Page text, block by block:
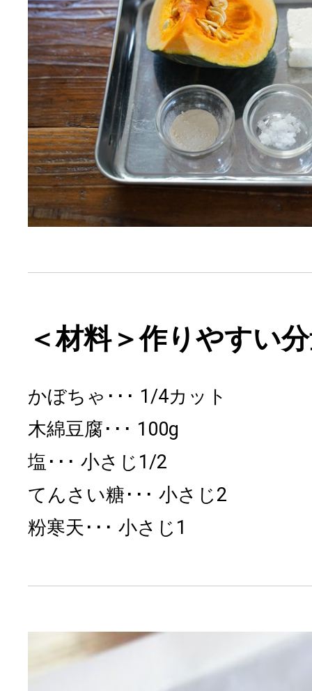
＜材料＞作りやすい
かぼちゃ
1/4カット
木綿豆腐
100g
塩
小さじ1/2
てんさい糖
小さじ2
粉寒天
小さじ1